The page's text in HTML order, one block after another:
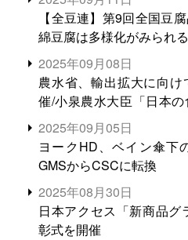
【全豆連】第9回全国豆
綿豆腐は多様化がみられる
2025年09月08日
農水省、輸出拡大に向
催/小泉農水大臣「日本
る。米増産に向けて、米
2025年09月05日
ヨークHD、ベイン傘下
GMSからCSCに転換
2025年08月30日
日本アクセス「新商品グ
彰式を開催